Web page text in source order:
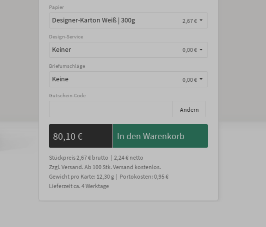
Papier
Designer-Karton Weiß | 300g 2,67 €
Design-Service
Keiner 0,00 €
Briefumschläge
Keine 0,00 €
Gutschein-Code
Ändern
80,10 € In den Warenkorb
Stückpreis2,67 € brutto |2,24 € netto
Zzgl. Versand. Ab 100 Stk. Versand kostenlos.
Gewicht pro Karte: 12,30 g | Portokosten:0,95 €
Lieferzeitca.4Werktage